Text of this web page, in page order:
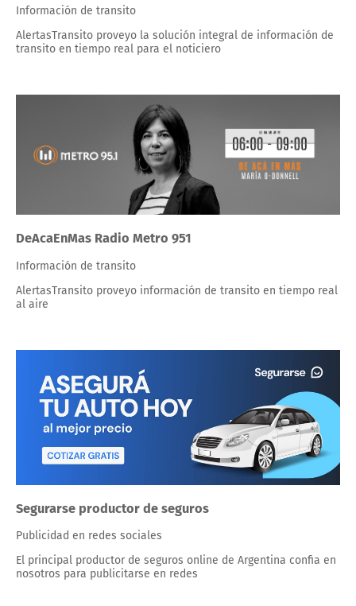
Información de transito
AlertasTransito proveyo la solución integral de información de
transito en tiempo real para el noticiero
DeAcaEnMas Radio Metro 951
Información de transito
AlertasTransito proveyo información de transito en tiempo real
al aire
Segurarse productor de seguros
Publicidad en redes sociales
El principal productor de seguros online de Argentina confia en
nosotros para publicitarse en redes